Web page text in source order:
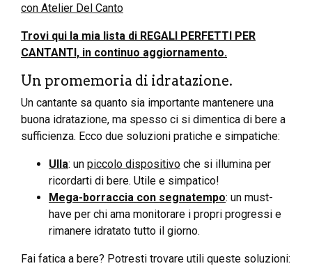
con Atelier Del Canto
Trovi qui la mia lista di REGALI PERFETTI PER
CANTANTI, in continuo aggiornamento.
Un promemoria di idratazione.
Un cantante sa quanto sia importante mantenere una
buona idratazione, ma spesso ci si dimentica di bere a
sufficienza. Ecco due soluzioni pratiche e simpatiche:
Ulla: un piccolo dispositivo che si illumina per
ricordarti di bere. Utile e simpatico!
Mega-borraccia con segnatempo: un must-
have per chi ama monitorare i propri progressi e
rimanere idratato tutto il giorno.
Fai fatica a bere? Potresti trovare utili queste soluzioni: